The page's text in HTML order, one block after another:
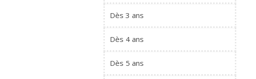
Dès 3 ans
Dès 4 ans
Dès 5 ans